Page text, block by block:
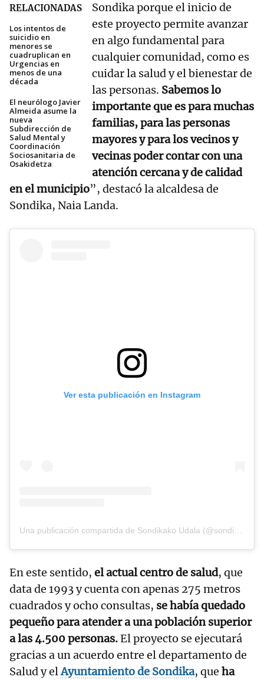
RELACIONADAS
Los intentos de
suicidio en
menores se
cuadruplican en
Urgencias en
menos de una
década
El neurólogo Javier
Almeida asume la
nueva
Subdirección de
Salud Mental y
Coordinación
Sociosanitaria de
Osakidetza
Sondika porque el inicio de
este proyecto permite avanzar
en algo fundamental para
cualquier comunidad, como es
cuidar la salud y el bienestar de
las personas. Sabemos lo
importante que es para muchas
familias, para las personas
mayores y para los vecinos y
vecinas poder contar con una
atención cercana y de calidad
en el municipio”, destacó la alcaldesa de
Sondika, Naia Landa.
Ver esta publicación en Instagram
En este sentido, el actual centro de salud, que
data de 1993 y cuenta con apenas 275 metros
cuadrados y ocho consultas, se había quedado
pequeño para atender a una población superior
a las 4.500 personas.El proyecto se ejecutará
gracias a un acuerdo entre el departamento de
Salud y elAyuntamiento de Sondika, que ha